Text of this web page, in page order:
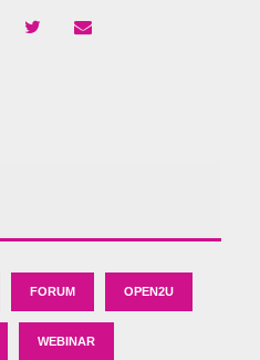
FORUM OPEN2U
WEBINAR